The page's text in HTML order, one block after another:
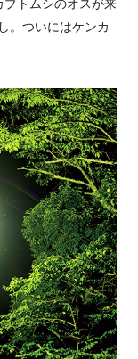
トムシのオスが来
。ついにはケンカ